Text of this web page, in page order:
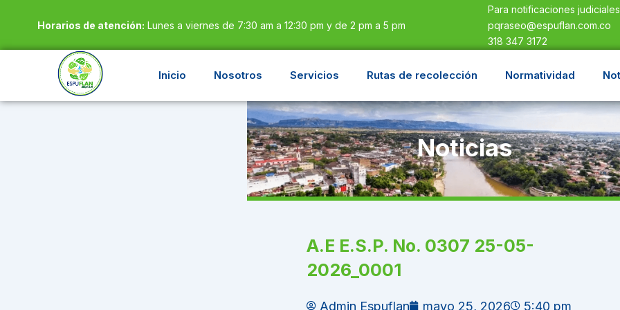
contenido
Horarios de atención: Lunes a viernes de 7:30 am a 12:30 pm y de 2 pm a 5 pm
Para notificaciones
pqraseo@espuflan.com.co
318 347 3172
Inicio Nosotros Servicios Rutas de recolección Normatividad
Noticias
A.E E.S.P. No. 0307 25-05-
2026_0001
Admin Espuflan mayo 25, 2026 5:40 pm